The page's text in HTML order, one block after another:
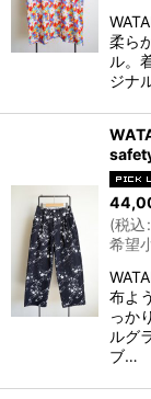
柔ら
ル。
ジナ
(税込:
希望
布よ
っか
ルグ
ブ…